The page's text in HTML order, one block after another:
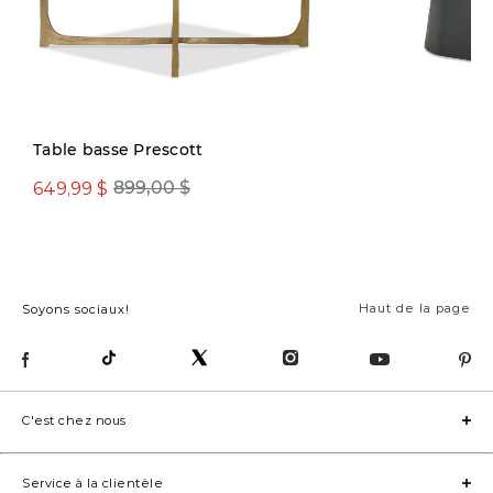
Table basse Prescott
899,00 $
649,99 $
Haut de la page
Soyons sociaux!
C'est chez nous
Service à la clientèle